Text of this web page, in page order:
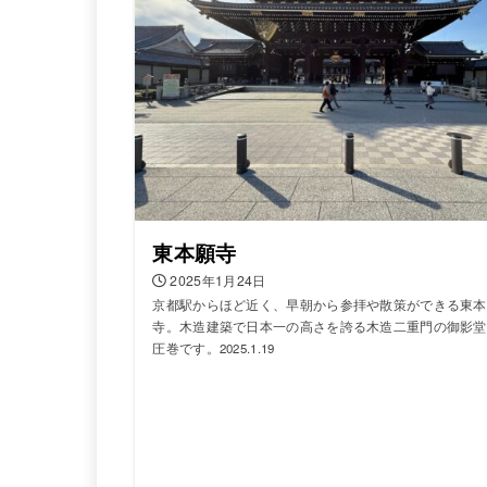
東本願寺
2025年1月24日
京都駅からほど近く、早朝から参拝や散策ができる東
寺。木造建築で日本一の高さを誇る木造二重門の御影
圧巻です。2025.1.19